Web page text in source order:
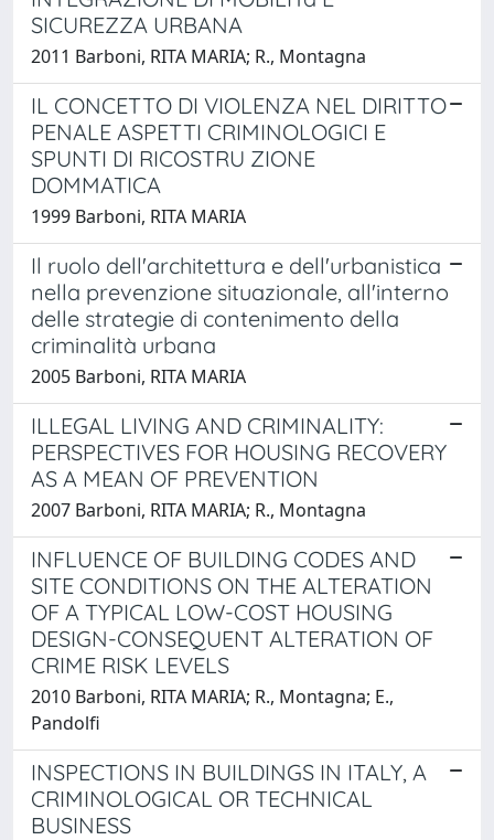
SICUREZZA URBANA
2011 Barboni, RITA MARIA; R., Montagna
IL CONCETTO DI VIOLENZA NEL DIRITTO
PENALE ASPETTI CRIMINOLOGICI E
SPUNTI DI RICOSTRU ZIONE
DOMMATICA
1999 Barboni, RITA MARIA
Il ruolo dell'architettura e dell'urbanistica
nella prevenzione situazionale, all'interno
delle strategie di contenimento della
criminalità urbana
2005 Barboni, RITA MARIA
ILLEGAL LIVING AND CRIMINALITY:
PERSPECTIVES FOR HOUSING RECOVERY
AS A MEAN OF PREVENTION
2007 Barboni, RITA MARIA; R., Montagna
INFLUENCE OF BUILDING CODES AND
SITE CONDITIONS ON THE ALTERATION
OF A TYPICAL LOW-COST HOUSING
DESIGN-CONSEQUENT ALTERATION OF
CRIME RISK LEVELS
2010 Barboni, RITA MARIA; R., Montagna; E.,
Pandolfi
INSPECTIONS IN BUILDINGS IN ITALY, A
CRIMINOLOGICAL OR TECHNICAL
BUSINESS